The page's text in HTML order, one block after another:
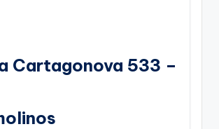
Cartagonova 533 –